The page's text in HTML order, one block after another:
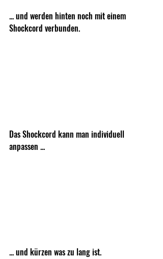
... und werden hinten noch mit einem
Shockcord verbunden.
Das Shockcord kann man individuell
anpassen ...
... und kürzen was zu lang ist.